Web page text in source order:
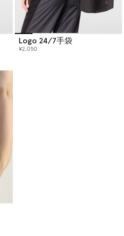
Logo 24/7手袋
¥2,050